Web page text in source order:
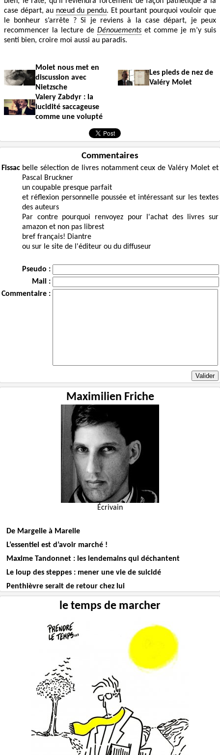
case départ, au nœud du pendu. Et pourtant pourquoi vouloir que
le bonheur s’arrête ? Si je reviens à la case départ, je peux
recommencer la lecture de Dénouements et comme je m’y suis
senti bien, croire moi aussi au paradis.
Molet nous met en
discussion avec
Nietzsche
Les pieds de nez de
Valéry Molet
Valery Zabdyr : la
lucidité saccageuse
comme une volupté
Commentaires
Fissac belle sélection de livres notamment ceux de Valéry Molet et
Pascal Bruckner
un coupable presque parfait
et réflexion personnelle poussée et intéressant sur les textes
des auteurs
Par contre pourquoi renvoyez pour l'achat des livres sur
amazon et non pas librest
bref français! Diantre
ou sur le site de l'éditeur ou du diffuseur
Pseudo :
Mail :
Commentaire :
Maximilien Friche
Écrivain
De Margelle à Marelle
L’essentiel est d’avoir marché !
Maxime Tandonnet : les lendemains qui déchantent
Le loup des steppes : mener une vie de suicidé
Penthièvre serait de retour chez lui
le temps de marcher